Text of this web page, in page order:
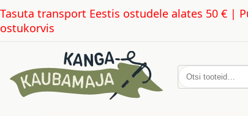
Tasuta transport Eestis ostudele alates 50 € |
ostukorvis
Otsi: